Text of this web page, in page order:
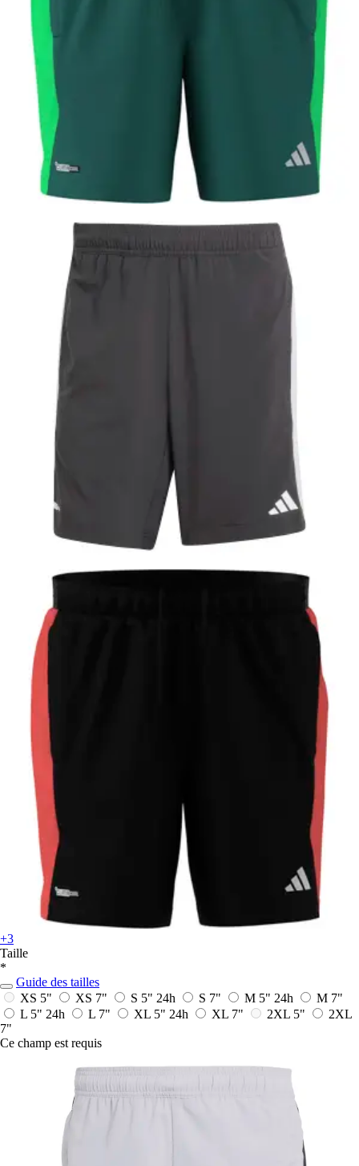
+3
Taille
*
Guide des tailles
XS 5"
XS 7" S 5" 24h S 7" M 5" 24h
M 7"
L 5" 24h L 7" XL 5" 24h XL 7" 2XL 5"
2XL
7"
Ce champ est requis